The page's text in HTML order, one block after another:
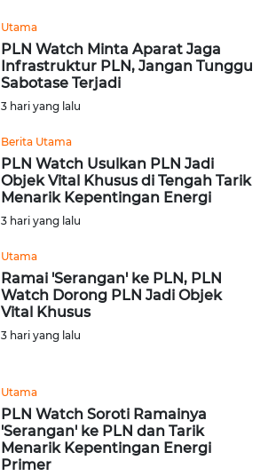
Utama
PLN Watch Minta Aparat Jaga
Infrastruktur PLN, Jangan Tunggu
Sabotase Terjadi
3 hari yang lalu
Berita Utama
PLN Watch Usulkan PLN Jadi
Objek Vital Khusus di Tengah Tarik
Menarik Kepentingan Energi
3 hari yang lalu
Utama
Ramai 'Serangan' ke PLN, PLN
Watch Dorong PLN Jadi Objek
Vital Khusus
3 hari yang lalu
Utama
PLN Watch Soroti Ramainya
'Serangan' ke PLN dan Tarik
Menarik Kepentingan Energi
Primer